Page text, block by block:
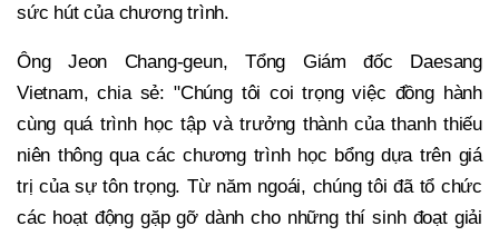
sức hút của chương trình.
Ông Jeon Chang-geun, Tổng Giám đốc Daesang
Vietnam, chia sẻ: "Chúng tôi coi trọng việc đồng hành
cùng quá trình học tập và trưởng thành của thanh thiếu
niên thông qua các chương trình học bổng dựa trên giá
trị của sự tôn trọng. Từ năm ngoái, chúng tôi đã tổ chức
các hoạt động gặp gỡ dành cho những thí sinh đoạt giải